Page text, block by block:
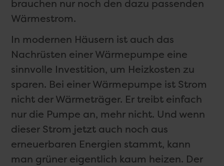
brauchen nur noch den dazu passenden
Wärmestrom.
In modernen Häusern ist auch das
Nachrüsten einer Wärmepumpe eine
sinnvolle Investition, um Heizkosten zu
sparen. Bei einer Wärmepumpe ist Strom
nicht der Wärmeträger. Er treibt einfach
nur die Pumpe an, mehr nicht. Und wenn
dieser Strom jetzt auch noch aus
erneuerbaren Energien stammt, kann
man grüner eigentlich kaum heizen. Der